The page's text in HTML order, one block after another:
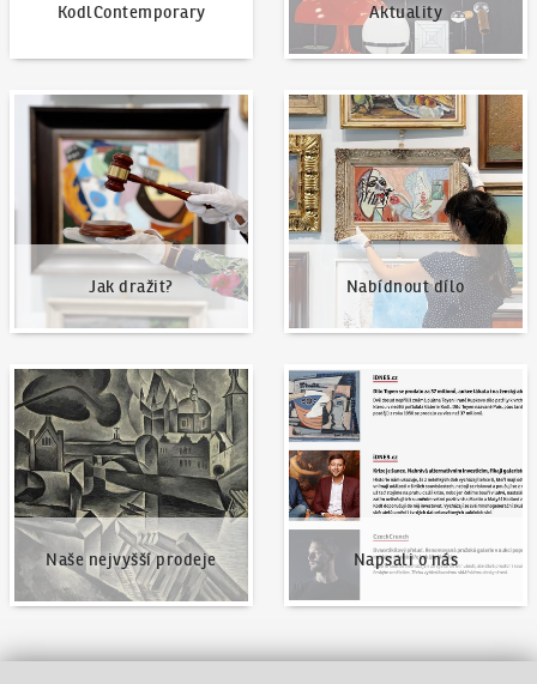
KodlContemporary Aktuality
Jak dražit?
Jak dražit?
Nabídnout dílo
Nabídnout dílo
Naše nejvyšší prodeje
Naše nejvyšší prodeje
Napsali o nás
Napsali o nás